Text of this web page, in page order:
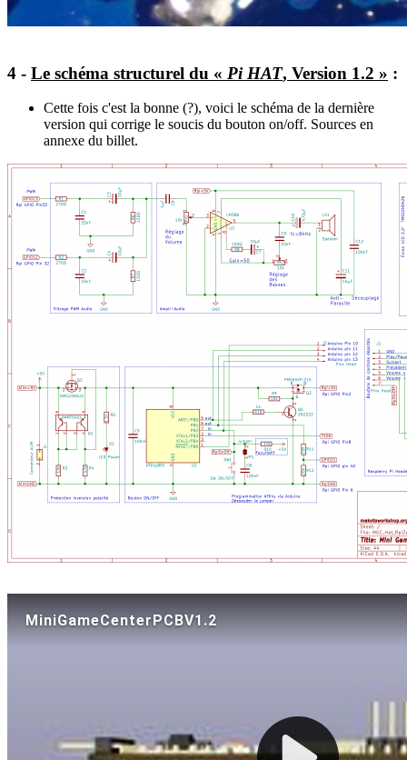
4 - Le schéma structurel du « Pi HAT, Version 1.2 » :
Cette fois c'est la bonne (?), voici le schéma de la dernière
version qui corrige le soucis du bouton on/off. Sources en
annexe du billet.